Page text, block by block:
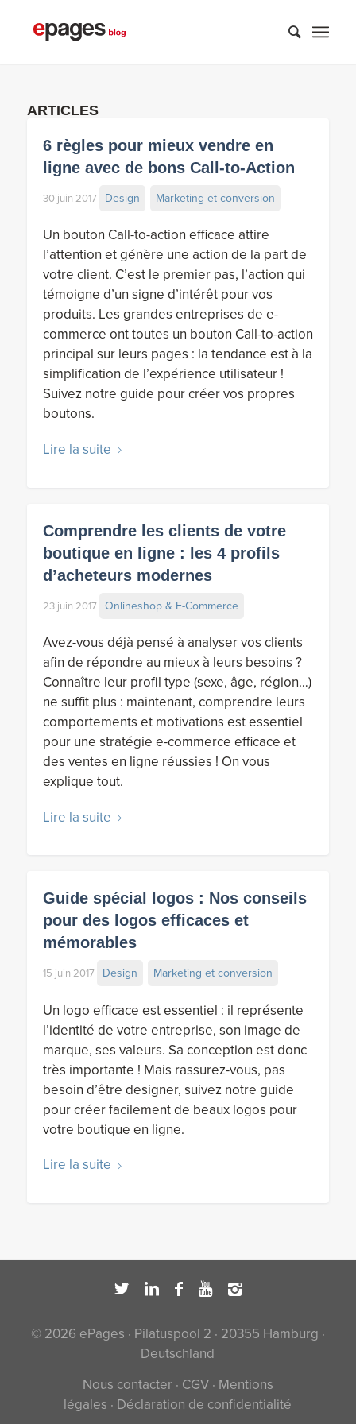
ARTICLES
6 règles pour mieux vendre en
ligne avec de bons Call-to-Action
30 juin 2017 Design Marketing et conversion
Un bouton Call-to-action efficace attire
l’attention et génère une action de la part de
votre client. C’est le premier pas, l’action qui
témoigne d’un signe d’intérêt pour vos
produits. Les grandes entreprises de e-
commerce ont toutes un bouton Call-to-action
principal sur leurs pages : la tendance est à la
simplification de l’expérience utilisateur !
Suivez notre guide pour créer vos propres
boutons.
Lire la suite
Comprendre les clients de votre
boutique en ligne : les 4 profils
d’acheteurs modernes
23 juin 2017 Onlineshop & E-Commerce
Avez-vous déjà pensé à analyser vos clients
afin de répondre au mieux à leurs besoins ?
Connaître leur profil type (sexe, âge, région…)
ne suffit plus : maintenant, comprendre leurs
comportements et motivations est essentiel
pour une stratégie e-commerce efficace et
des ventes en ligne réussies ! On vous
explique tout.
Lire la suite
Guide spécial logos : Nos conseils
pour des logos efficaces et
mémorables
15 juin 2017 Design Marketing et conversion
Un logo efficace est essentiel : il représente
l’identité de votre entreprise, son image de
marque, ses valeurs. Sa conception est donc
très importante ! Mais rassurez-vous, pas
besoin d’être designer, suivez notre guide
pour créer facilement de beaux logos pour
votre boutique en ligne.
Lire la suite
© 2026 ePages · Pilatuspool 2 · 20355 Hamburg ·
Deutschland
Nous contacter · CGV· Mentions
légales · Déclaration de confidentialité